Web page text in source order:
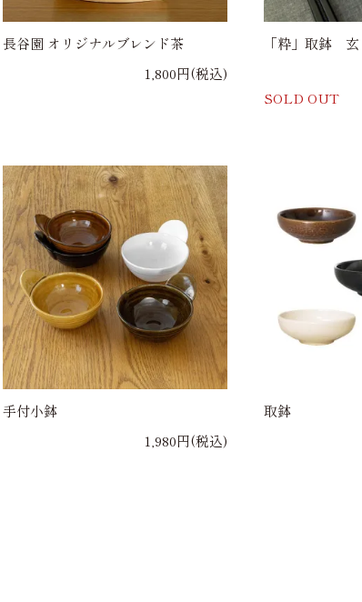
長谷園 オリジナルブレンド茶
1,800円(税込)
「粋」取鉢 玄
SOLD OUT
手付小鉢
1,980円(税込)
取鉢